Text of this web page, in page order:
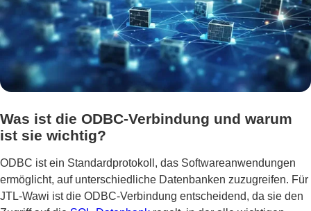
Was ist die ODBC-Verbindung und warum
ist sie wichtig?
ODBC ist ein Standardprotokoll, das Softwareanwendungen
ermöglicht, auf unterschiedliche Datenbanken zuzugreifen. Für
JTL-Wawi ist die ODBC-Verbindung entscheidend, da sie den